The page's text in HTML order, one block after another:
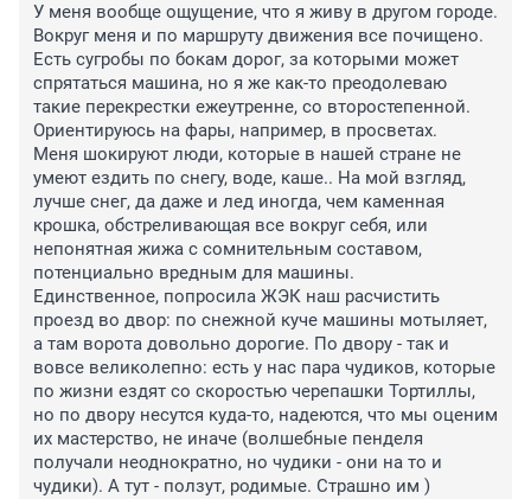
У меня вообще ощущение, что я живу в другом городе.
Вокруг меня и по маршруту движения все почищено.
Есть сугробы по бокам дорог, за которыми может
спрятаться машина, но я же как-то преодолеваю
такие перекрестки ежеутренне, со второстепенной.
Ориентируюсь на фары, например, в просветах.
Меня шокируют люди, которые в нашей стране не
умеют ездить по снегу, воде, каше.. На мой взгляд,
лучше снег, да даже и лед иногда, чем каменная
крошка, обстреливающая все вокруг себя, или
непонятная жижа с сомнительным составом,
потенциально вредным для машины.
Единственное, попросила ЖЭК наш расчистить
проезд во двор: по снежной куче машины мотыляет,
а там ворота довольно дорогие. По двору - так и
вовсе великолепно: есть у нас пара чудиков, которые
по жизни ездят со скоростью черепашки Тортиллы,
но по двору несутся куда-то, надеются, что мы оценим
их мастерство, не иначе (волшебные пенделя
получали неоднократно, но чудики - они на то и
чудики). А тут - ползут, родимые. Страшно им )